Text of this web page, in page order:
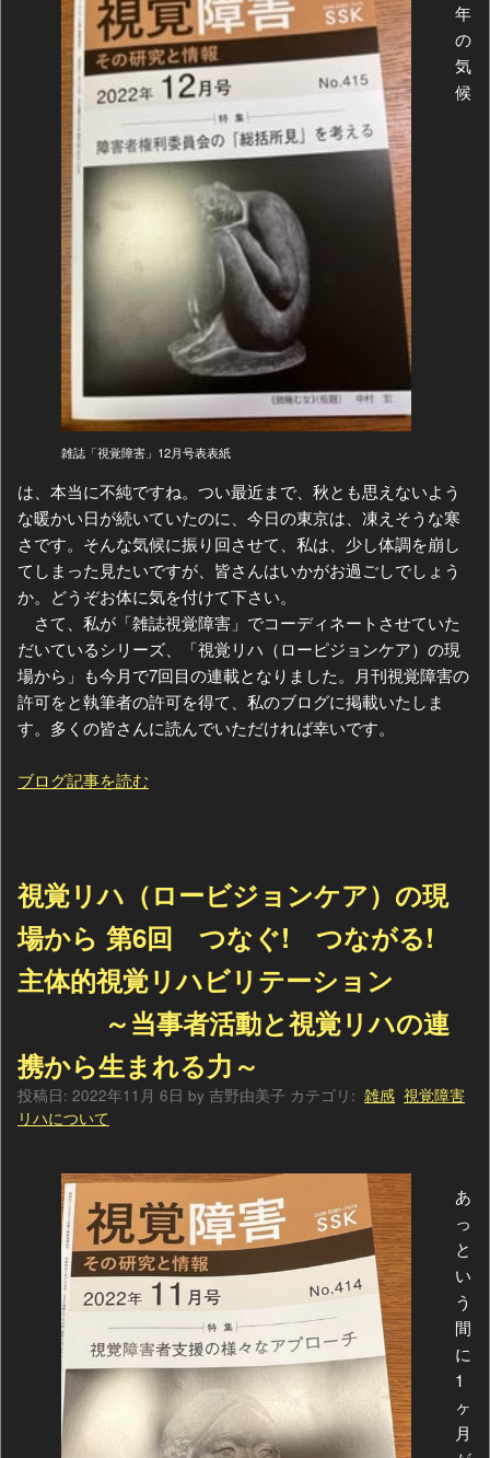
雑誌「視覚障害」12月号表表紙
年
の
気
候
は、本当に不純ですね。つい最近まで、秋とも思えないよう
な暖かい日が続いていたのに、今日の東京は、凍えそうな寒
さです。そんな気候に振り回させて、私は、少し体調を崩し
てしまった見たいですが、皆さんはいかがお過ごしでしょう
か。どうぞお体に気を付けて下さい。
さて、私が「雑誌視覚障害」でコーディネートさせていた
だいているシリーズ、「視覚リハ（ローピジョンケア）の現
場から」も今月で7回目の連載となりました。月刊視覚障害の
許可をと執筆者の許可を得て、私のブログに掲載いたしま
す。多くの皆さんに読んでいただければ幸いです。
ブログ記事を読む
視覚リハ（ロービジョンケア）の現
場から 第6回 つなぐ! つながる!
主体的視覚リハビリテーション
～当事者活動と視覚リハの連
携から生まれる力～
投稿日: 2022年11月 6日 by 吉野由美子 カテゴリ: 雑感 視覚障害
リハについて
あ
っ
と
い
う
間
に
1
ヶ
月